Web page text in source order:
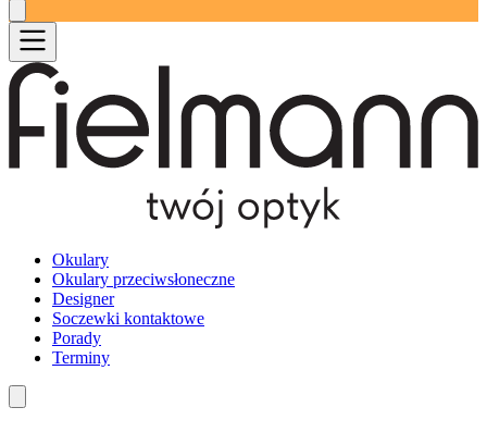
Okulary
Okulary przeciwsłoneczne
Designer
Soczewki kontaktowe
Porady
Terminy